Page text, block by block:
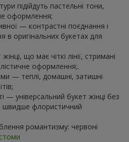
підійдуть пастельні тони,
оформлення;
— контрастні поєднання і
в оригінальних букетах для
що має чіткі лінії, стримані
оформлення;.
— теплі, домашні, затишні
— універсальний букет жінці без
швидше флористичний
романтизму: червоні